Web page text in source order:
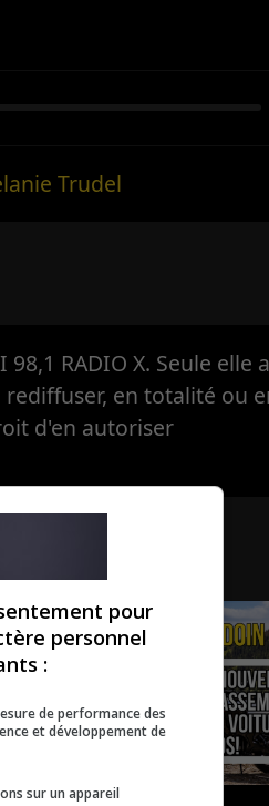
Trudel
RADIO X. Seule elle a
en totalité ou
d'en autoriser
pour
personnel
:
de performance des
et développement de
sur un appareil